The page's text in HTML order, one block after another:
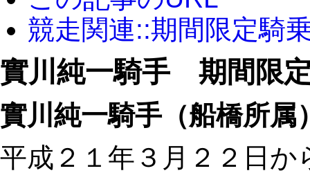
競走関連::期間限定騎
實川純一騎手 期間限
實川純一騎手（船橋所属
平成２１年３月２２日